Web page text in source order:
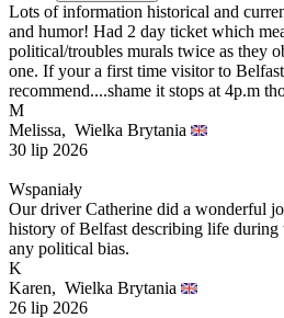
Lots of information historical and
and humor! Had 2 day ticket which
political/troubles murals twice as they
one. If your a first time visitor to
recommend....shame it stops at 4p.m
M
Melissa, Wielka Brytania
30 lip 2026
Wspaniały
Our driver Catherine did a wonderful
history of Belfast describing life during
any political bias.
K
Karen, Wielka Brytania
26 lip 2026